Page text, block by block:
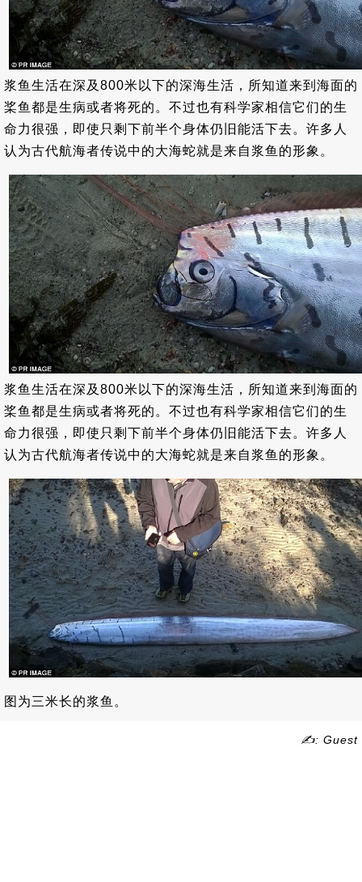
浆鱼生活在深及800米以下的深海生活，所知道来到海面的
桨鱼都是生病或者将死的。不过也有科学家相信它们的生
命力很强，即使只剩下前半个身体仍旧能活下去。许多人
认为古代航海者传说中的大海蛇就是来自浆鱼的形象。
浆鱼生活在深及800米以下的深海生活，所知道来到海面的
桨鱼都是生病或者将死的。不过也有科学家相信它们的生
命力很强，即使只剩下前半个身体仍旧能活下去。许多人
认为古代航海者传说中的大海蛇就是来自浆鱼的形象。
图为三米长的浆鱼。
✍: Guest